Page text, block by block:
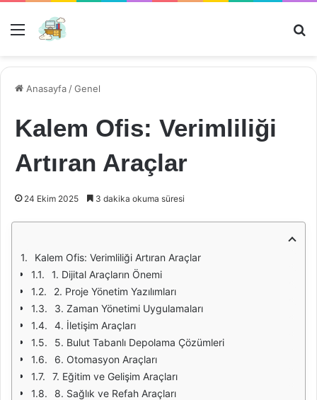
Menü
Anasayfa /Genel
Kalem Ofis: Verimliliği
Artıran Araçlar
24 Ekim 2025 3 dakika okuma süresi
Kalem Ofis: Verimliliği Artıran Araçlar
1. Dijital Araçların Önemi
2. Proje Yönetim Yazılımları
3. Zaman Yönetimi Uygulamaları
4. İletişim Araçları
5. Bulut Tabanlı Depolama Çözümleri
6. Otomasyon Araçları
7. Eğitim ve Gelişim Araçları
8. Sağlık ve Refah Araçları